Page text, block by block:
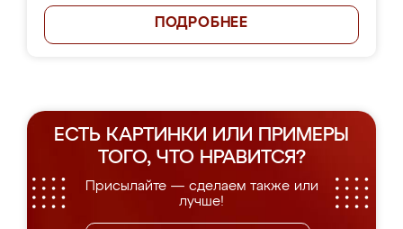
ПОДРОБНЕЕ
ЕСТЬ КАРТИНКИ ИЛИ ПРИМЕРЫ
ТОГО, ЧТО НРАВИТСЯ?
Присылайте — сделаем также или
лучше!